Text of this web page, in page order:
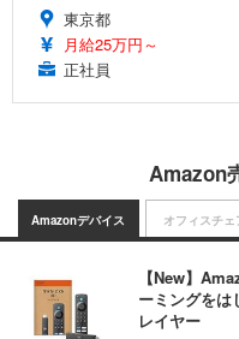
東京都
月給25万円～
正社員
Amazon
Amazonデバイス
【New】
ーミングをは
レイヤー
オフィスチェ